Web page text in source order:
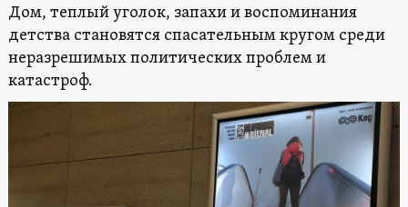
Дом, теплый уголок, запахи и воспоминания
детства становятся спасательным кругом среди
неразрешимых политических проблем и
катастроф.